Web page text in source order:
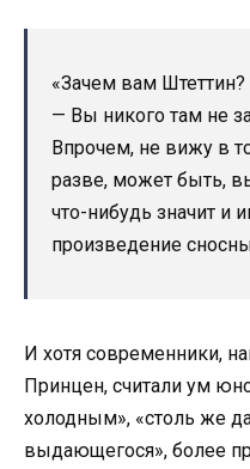
«Зачем вам
— Вы никого там не
Впрочем, не вижу в
разве, может быть,
что-нибудь значит и
произведение
И хотя современники,
Принцен, считали ум
холодным», «столь же
выдающегося», более